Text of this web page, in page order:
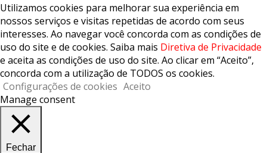
Utilizamos cookies para melhorar sua experiência em
nossos serviços e visitas repetidas de acordo com seus
interesses. Ao navegar você concorda com as condições de
uso do site e de cookies. Saiba mais Diretiva de Privacidade
e aceita as condições de uso do site. Ao clicar em “Aceito”,
concorda com a utilização de TODOS os cookies.
Configurações de cookies Aceito
Manage consent
Fechar